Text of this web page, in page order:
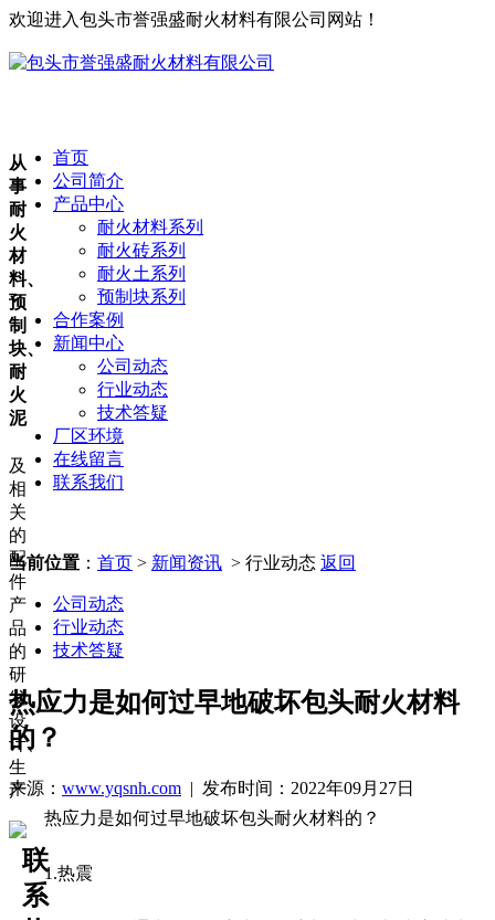
欢迎进入包头市誉强盛耐火材料有限公司网站！
从
事
耐
火
材
料、
预
制
块、
耐
火
泥
及
相
关
的
配
件
产
品
的
研
发、
设
计、
生
产
联
系
首页
公司简介
产品中心
耐火材料系列
耐火砖系列
耐火土系列
预制块系列
合作案例
新闻中心
公司动态
行业动态
技术答疑
厂区环境
在线留言
联系我们
当前位置 ： 首页 > 新闻资讯 > 行业动态 返回
公司动态
行业动态
技术答疑
热应力是如何过早地破坏包头耐火材料
的？
来源： www.yqsnh.com | 发布时间：2022年09月27日
热应力是如何过早地破坏包头耐火材料的？
1.热震